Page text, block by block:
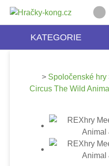
KATEGORIE
> Spoločenské hry
Circus The Wild